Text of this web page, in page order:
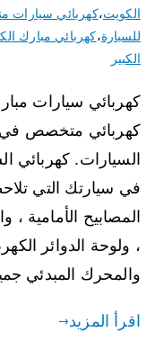
الكويت،كهربائي سيارات
للسيارة،كهربائي مبارك
الكبير
كهربائي سيارات
كهربائي متخصص في
السيارات. كهربائي
في سيارتك التي
المصابيح الأمامية ،
، ولوحة الدوائر
والمحرك المبدئي
اقرأ المزيد